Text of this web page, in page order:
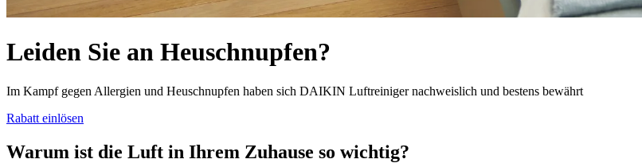
Leiden Sie an Heuschnupfen?
Im Kampf gegen Allergien und Heuschnupfen haben sich DAIKIN Luftreiniger nachweislich und bestens bewährt
Rabatt einlösen
Warum ist die Luft in Ihrem Zuhause so wichtig?